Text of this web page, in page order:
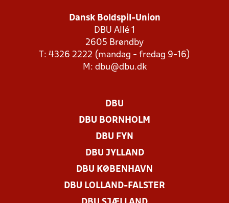
Dansk Boldspil-Union
DBU Allé 1
2605 Brøndby
T: 4326 2222 (mandag - fredag 9-16)
M: dbu@dbu.dk
DBU
DBU BORNHOLM
DBU FYN
DBU JYLLAND
DBU KØBENHAVN
DBU LOLLAND-FALSTER